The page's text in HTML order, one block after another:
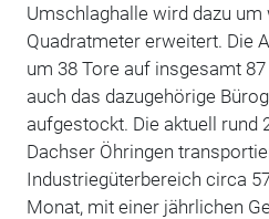
Umschlaghalle wird dazu um
Quadratmeter erweitert. Die
um 38 Tore auf insgesamt
auch das dazugehörige
aufgestockt. Die aktuell rund
Dachser Öhringen
Industriegüterbereich circa
Monat, mit einer jährlichen